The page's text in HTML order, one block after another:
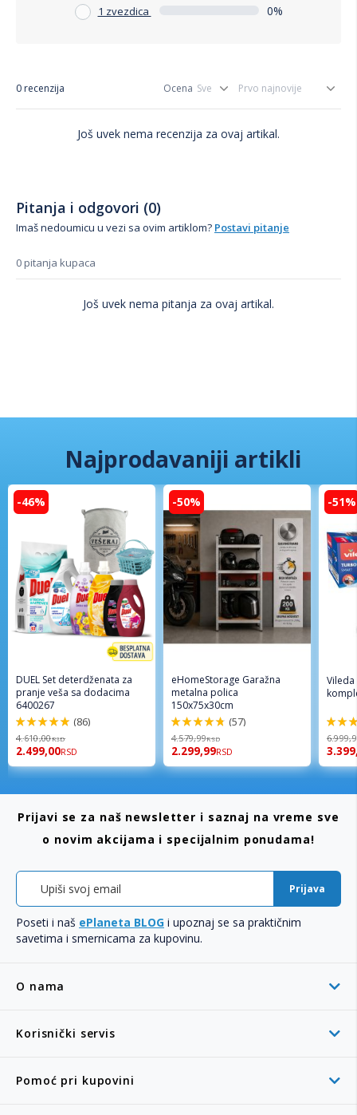
1 zvezdica 0%
0 recenzija Ocena
Još uvek nema recenzija za ovaj artikal.
Pitanja i odgovori (0)
Imaš nedoumicu u vezi sa ovim artiklom? Postavi pitanje
0 pitanja kupaca
Još uvek nema pitanja za ovaj artikal.
Najprodavaniji artikli
-46%
DUEL Set deterdženata za
pranje veša sa dodacima
6400267
98%
(86)
4.610,00RSD
2.499,00RSD
-50%
eHomeStorage Garažna
metalna polica
150x75x30cm
96%
(57)
4.579,99RSD
2.299,99RSD
-51%
92%
O nama
Korisnički servis
Pomoć pri kupovini
Prijavi se za naš newsletter i saznaj na vreme sve
o novim akcijama i specijalnim ponudama!
Prijava
Poseti i naš ePlaneta BLOG i upoznaj se sa praktičnim
savetima i smernicama za kupovinu.